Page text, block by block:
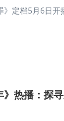
》定档5月6日
热播：探